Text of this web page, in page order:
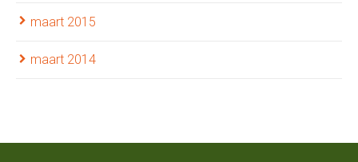
maart 2015
maart 2014